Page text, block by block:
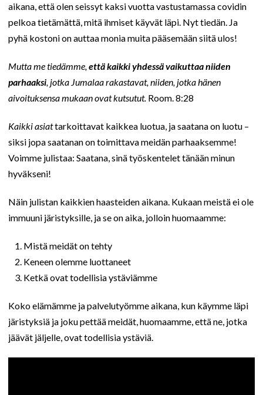
aikana, että olen seissyt kaksi vuotta vastustamassa covidin
pelkoa tietämättä, mitä ihmiset käyvät läpi. Nyt tiedän. Ja
pyhä kostoni on auttaa monia muita pääsemään siitä ulos!
Mutta me tiedämme,että kaikki yhdessä vaikuttaa niiden
parhaaksi, jotka Jumalaa rakastavat, niiden, jotka hänen
aivoituksensa mukaan ovat kutsutut. Room. 8:28
Kaikki asiattarkoittavat kaikkea luotua, ja saatana on luotu –
siksi jopa saatanan on toimittava meidän parhaaksemme!
Voimme julistaa: Saatana, sinä työskentelet tänään minun
hyväkseni!
Näin julistan kaikkien haasteiden aikana. Kukaan meistä ei ole
immuuni järistyksille, ja se on aika, jolloin huomaamme:
Mistä meidät on tehty
Keneen olemme luottaneet
Ketkä ovat todellisia ystäviämme
Koko elämämme ja palvelutyömme aikana, kun käymme läpi
järistyksiä ja joku pettää meidät, huomaamme, että ne, jotka
jäävät jäljelle, ovat todellisia ystäviä.